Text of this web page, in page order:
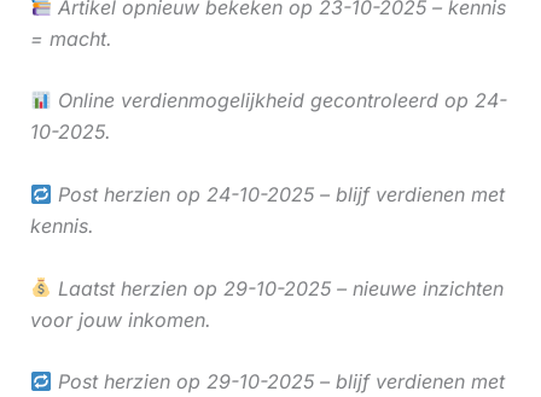
Artikel opnieuw bekeken op 23-10-2025 – kennis
= macht.
Online verdienmogelijkheid gecontroleerd op 24-
10-2025.
Post herzien op 24-10-2025 – blijf verdienen met
kennis.
Laatst herzien op 29-10-2025 – nieuwe inzichten
voor jouw inkomen.
Post herzien op 29-10-2025 – blijf verdienen met